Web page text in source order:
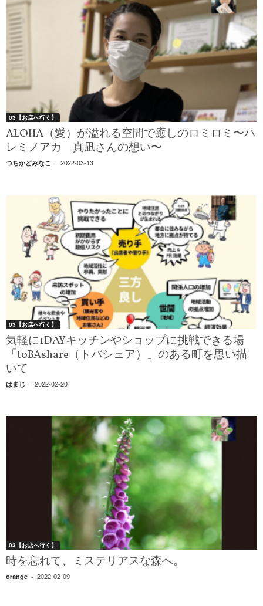
03【お店へ行く】
ALOHA（愛）が溢れる空間で癒しのロミロミ〜ハ
レミノアカ 真凪さんの想い〜
つちかどみなこ - 2022-03-13
03【お店へ行く】
気軽に1DAYキッチンやショップに挑戦できる場
「toBAshare（トバシェア）」のある町を思い描
いて
はまじ - 2022-02-20
03【お店へ行く】
時を忘れて、ミステリアスな森へ。
orange - 2022-02-09